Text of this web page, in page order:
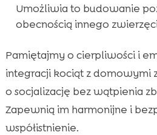
Umożliwia to budowanie
obecnością innego
Pamiętajmy o cierpliwości i
integracji kociąt z domowymi
o socjalizację bez wątpienia
Zapewnią im harmonijne i
współistnienie.